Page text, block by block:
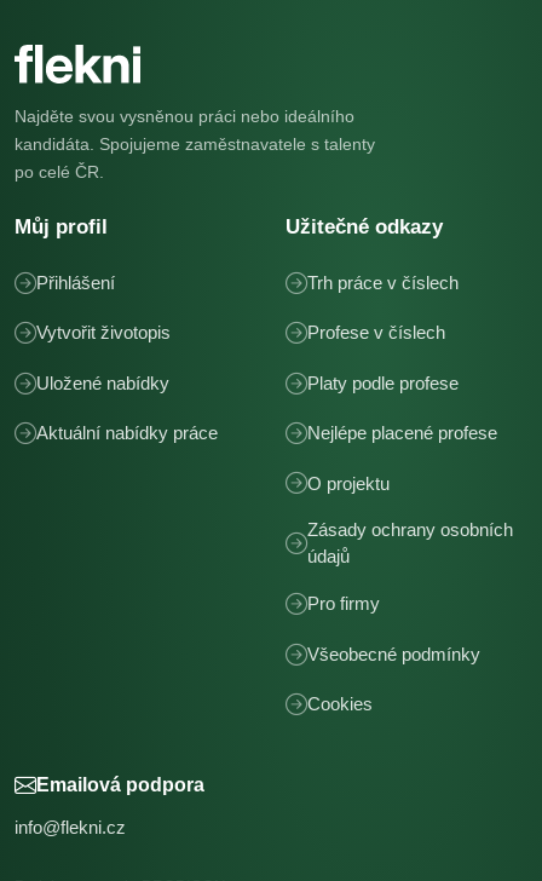
Najděte svou vysněnou práci nebo ideálního
kandidáta. Spojujeme zaměstnavatele s talenty
po celé ČR.
Můj profil
Přihlášení
Vytvořit životopis
Uložené nabídky
Aktuální nabídky práce
Užitečné odkazy
Trh práce v číslech
Profese v číslech
Platy podle profese
Nejlépe placené profese
O projektu
Zásady ochrany osobních
údajů
Pro firmy
Všeobecné podmínky
Cookies
Emailová podpora
info@flekni.cz